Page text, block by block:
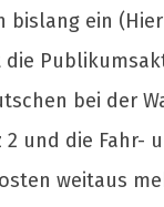
bislang ein
bei der
und die Fahr-
weitaus